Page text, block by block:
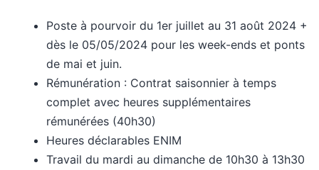
Poste à pourvoir du 1er juillet au 31 août 2024 +
dès le 05/05/2024 pour les week-ends et ponts
de mai et juin.
Rémunération : Contrat saisonnier à temps
complet avec heures supplémentaires
rémunérées (40h30)
Heures déclarables ENIM
Travail du mardi au dimanche de 10h30 à 13h30